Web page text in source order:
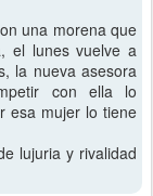
una morena que
el lunes vuelve a
la nueva asesora
con ella lo
esa mujer lo tiene
lujuria y rivalidad